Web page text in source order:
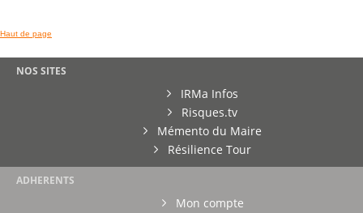
Haut de page
NOS SITES
IRMa Infos
Risques.tv
Mémento du Maire
Résilience Tour
ADHERENTS
Mon compte